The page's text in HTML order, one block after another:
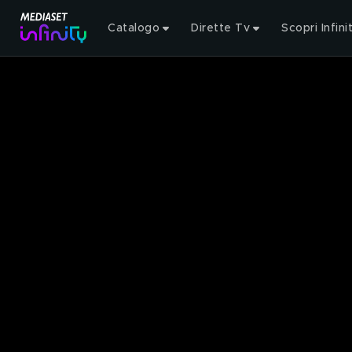
Catalogo Dirette Tv Scopri